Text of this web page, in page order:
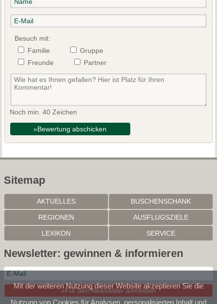
Besuch mit:
Familie
Gruppe
Freunde
Partner
Noch min. 40 Zeichen
»Bewertung abschicken
Sitemap
AKTUELLES BUSCHENSCHANK
REGIONEN AUSFLUGSZIELE
LEXIKON SERVICE
Newsletter: gewinnen & informieren
»Für den Newsletter anmelden
Mit der weiteren Nutzung dieser Website akzeptieren Sie die
Nutzung von Cookies für Analysen, personalisierten Inhalt und